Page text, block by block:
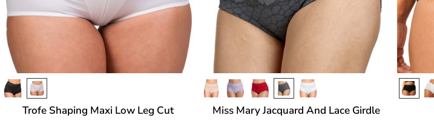
Trofe Shaping Maxi Low Leg Cut Miss Mary Jacquard And Lace Girdle